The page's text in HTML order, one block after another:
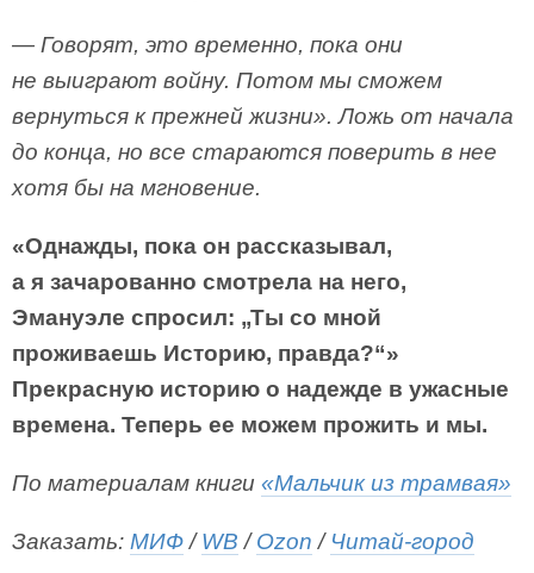
— Говорят, это временно, пока они
не выиграют войну. Потом мы сможем
вернуться к прежней жизни». Ложь от начала
до конца, но все стараются поверить в нее
хотя бы на мгновение.
«Однажды, пока он рассказывал,
а я зачарованно смотрела на него,
Эмануэле спросил: „Ты со мной
проживаешь Историю, правда?“»
Прекрасную историю о надежде в ужасные
времена. Теперь ее можем прожить и мы.
По материалам книги «Мальчик из трамвая»
Заказать: МИФ/WB /Ozon / Читай-город